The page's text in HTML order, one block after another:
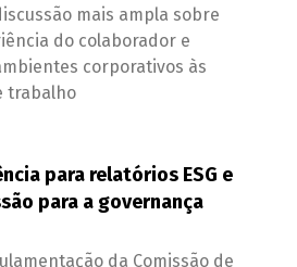
mais ampla sobre
do colaborador e
corporativos às
trabalho
para relatórios ESG e
para a governança
da Comissão de